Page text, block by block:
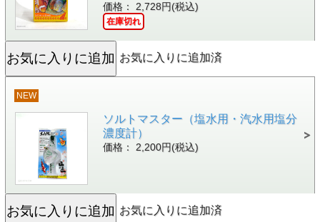
価格： 2,728円(税込)
在庫切れ
お気に入りに追加済
NEW
ソルトマスター（塩水用・汽水用塩分
濃度計）
価格： 2,200円(税込)
お気に入りに追加済